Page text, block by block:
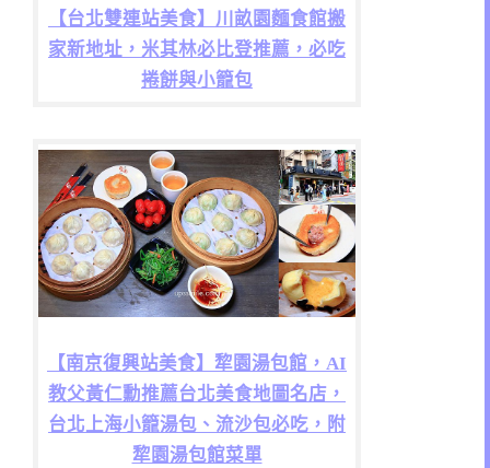
【台北雙連站美食】川畝園麵食館搬
家新地址，米其林必比登推薦，必吃
捲餅與小籠包
【南京復興站美食】犂園湯包館，AI
教父黃仁勳推薦台北美食地圖名店，
台北上海小籠湯包、流沙包必吃，附
犂園湯包館菜單